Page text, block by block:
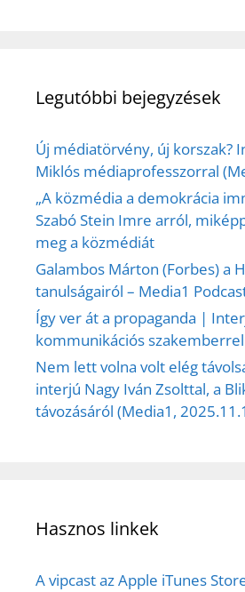
Legutóbbi bejegyzések
Új médiatörvény, új korszak?
Miklós médiaprofesszorral
„A közmédia a demokrácia
Szabó Stein Imre arról,
meg a közmédiát
Galambos Márton (Forbes) a
tanulságairól – Media1
Így ver át a propaganda |
kommunikációs szakemberrel
Nem lett volna volt elég
interjú Nagy Iván Zsolttal, a
távozásáról (Media1,
Hasznos linkek
A vipcast az Apple iTunes